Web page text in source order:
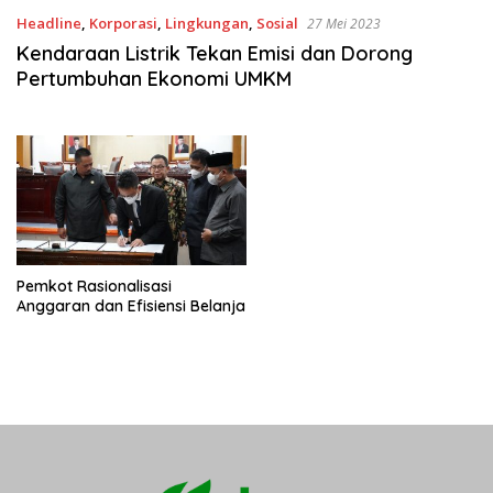
Headline, Korporasi, Lingkungan, Sosial 27 Mei 2023
Kendaraan Listrik Tekan Emisi dan Dorong
Pertumbuhan Ekonomi UMKM
Pemkot Rasionalisasi
Anggaran dan Efisiensi Belanja